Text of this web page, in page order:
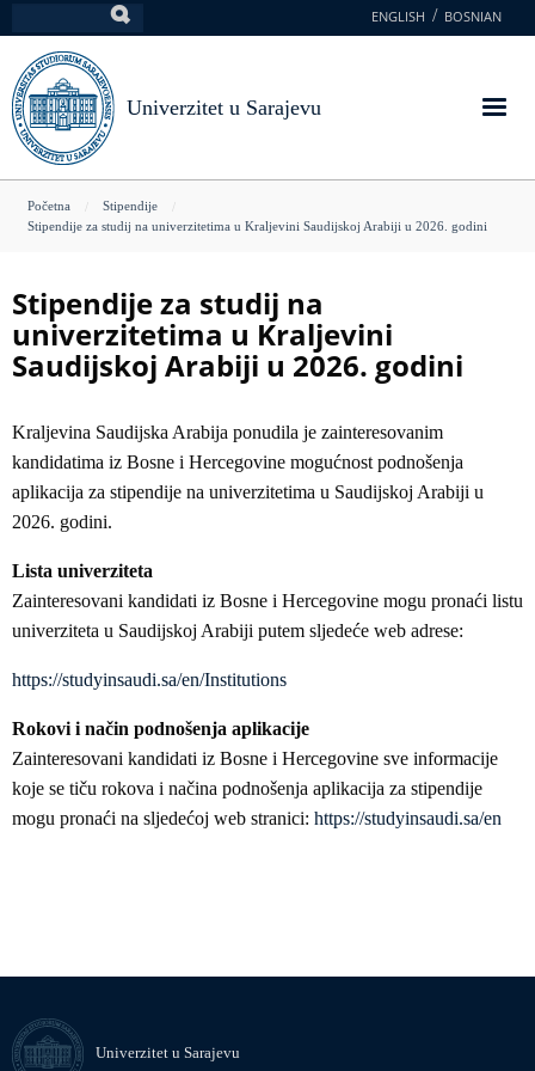
na
glavni
sadržaj
ENGLISH BOSNIAN
Univerzitet u Sarajevu
You
Početna
Stipendije
Stipendije za studij na univerzitetima u Kraljevini Saudijskoj Arabiji u 2026. godini
Stipendije za studij na
univerzitetima u Kraljevini
Saudijskoj Arabiji u 2026. godini
Kraljevina Saudijska Arabija ponudila je zainteresovanim
kandidatima iz Bosne i Hercegovine mogućnost podnošenja
aplikacija za stipendije na univerzitetima u Saudijskoj Arabiji u
2026. godini.
Lista univerziteta
Zainteresovani kandidati iz Bosne i Hercegovine mogu pronaći listu
univerziteta u Saudijskoj Arabiji putem sljedeće web adrese:
https://studyinsaudi.sa/en/Institutions
Rokovi i način podnošenja aplikacije
Zainteresovani kandidati iz Bosne i Hercegovine sve informacije
koje se tiču rokova i načina podnošenja aplikacija za stipendije
mogu pronaći na sljedećoj web stranici: https://studyinsaudi.sa/en
Univerzitet u Sarajevu